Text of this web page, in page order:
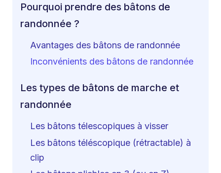
Pourquoi prendre des bâtons de
randonnée ?
Avantages des bâtons de randonnée
Inconvénients des bâtons de randonnée
Les types de bâtons de marche et
randonnée
Les bâtons télescopiques à visser
Les bâtons téléscopique (rétractable) à
clip